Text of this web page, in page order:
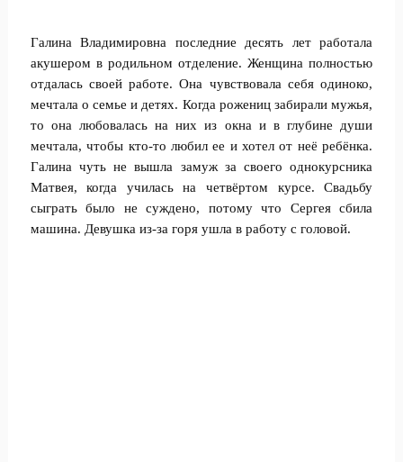
Галина Владимировна последние десять лет работала
акушером в родильном отделение. Женщина полностью
отдалась своей работе. Она чувствовала себя одиноко,
мечтала о семье и детях. Когда рожениц забирали мужья,
то она любовалась на них из окна и в глубине души
мечтала, чтобы кто-то любил ее и хотел от неё ребёнка.
Галина чуть не вышла замуж за своего однокурсника
Матвея, когда училась на четвёртом курсе. Свадьбу
сыграть было не суждено, потому что Сергея сбила
машина. Девушка из-за горя ушла в работу с головой.